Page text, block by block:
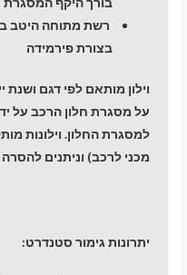
רשת מתוחה היטב
בצורת פירמידה
וילון מותאם לפי דגם ושנת
על מסגרת חלון הרכב על
מכני לרכב) וניתנים
יתרונות גימור סטנדרט: